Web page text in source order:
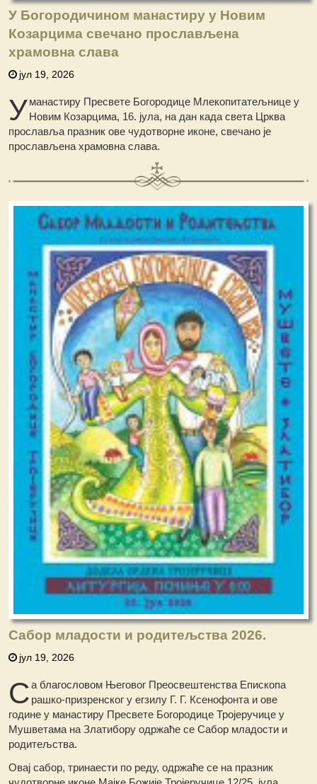
У Богородичином манастиру у Новим
Козарцима свечано прослављена
храмовна слава
јул 19, 2026
Уманастиру Пресвете Богородице Млекопитатељнице у
Новим Козарцима, 16. јула, на дан када света Црква
прославља празник ове чудотворне иконе, свечано је
прослављена храмовна слава.
Сабор младости и родитељства 2026.
јул 19, 2026
Са благословом Његовог Преосвештенства Епископа
рашко-призренског у егзилу Г. Г. Ксенофонта и ове
године у манастиру Пресвете Богородице Тројеручице у
Мушветама на Златибору одржаће се Сабор младости и
родитељства.
Овај сабор, тринаести по реду, одржаће се на празник